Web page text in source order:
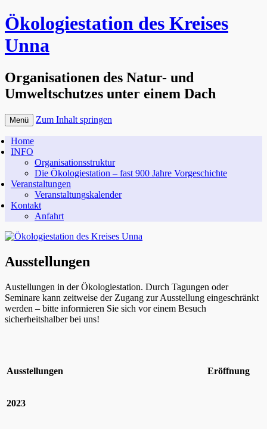
Ökologiestation des Kreises
Unna
Organisationen des Natur- und
Umweltschutzes unter einem Dach
Menü Zum Inhalt springen
Home
INFO
Organisationsstruktur
Die Ökologiestation – fast 900 Jahre Vorgeschichte
Veranstaltungen
Veranstaltungskalender
Kontakt
Anfahrt
Ausstellungen
Austellungen in der Ökologiestation. Durch Tagungen oder
Seminare kann zeitweise der Zugang zur Ausstellung eingeschränkt
werden – bitte informieren Sie sich vor einem Besuch
sicherheitshalber bei uns!
Ausstellungen Eröffnung
2023